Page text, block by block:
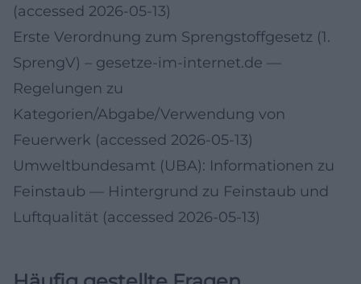
(accessed 2026-05-13)
Erste Verordnung zum Sprengstoffgesetz (1.
SprengV) – gesetze-im-internet.de —
Regelungen zu
Kategorien/Abgabe/Verwendung von
Feuerwerk (accessed 2026-05-13)
Umweltbundesamt (UBA): Informationen zu
Feinstaub — Hintergrund zu Feinstaub und
Luftqualität (accessed 2026-05-13)